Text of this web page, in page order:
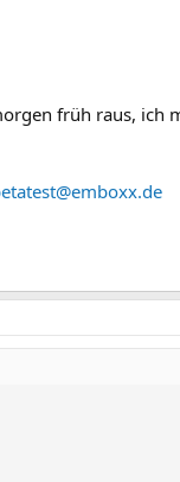
früh raus, ich